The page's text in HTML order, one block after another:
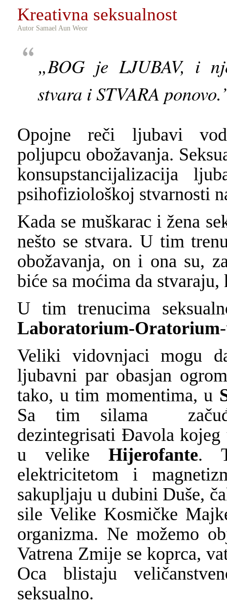
Kreativna seksualnost
Autor Samael Aun Weor
„BOG je LJUBAV, i
stvara i STVARA
Opojne reči ljubavi
poljupcu obožavanja.
konsupstancijalizacija
psihofiziološkoj stvarnosti
Kada se muškarac i žena
nešto se stvara. U tim
obožavanja, on i ona su,
biće sa moćima da
U tim trenucima
Laboratorium-Oratorium
Veliki vidovnjaci mogu
ljubavni par obasjan
tako, u tim momentima, u
Sa tim silama
dezintegrisati Đavola
u velike Hijerofante.
elektricitetom i
sakupljaju u dubini Duše,
sile Velike Kosmičke
organizma. Ne možemo
Vatrena Zmije se koprca,
Oca blistaju
seksualno.